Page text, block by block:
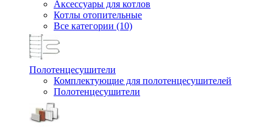
Аксессуары для котлов
Котлы отопительные
Все категории (10)
Полотенцесушители
Комплектующие для полотенцесушителей
Полотенцесушители